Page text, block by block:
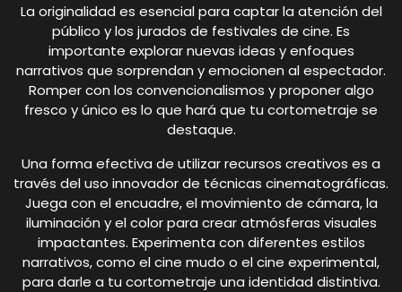
La originalidad es esencial para captar la atención del
público y los jurados de festivales de cine. Es
importante explorar nuevas ideas y enfoques
narrativos que sorprendan y emocionen al espectador.
Romper con los convencionalismos y proponer algo
fresco y único es lo que hará que tu cortometraje se
destaque.
Una forma efectiva de utilizar recursos creativos es a
través del uso innovador de técnicas cinematográficas.
Juega con el encuadre, el movimiento de cámara, la
iluminación y el color para crear atmósferas visuales
impactantes. Experimenta con diferentes estilos
narrativos, como el cine mudo o el cine experimental,
para darle a tu cortometraje una identidad distintiva.